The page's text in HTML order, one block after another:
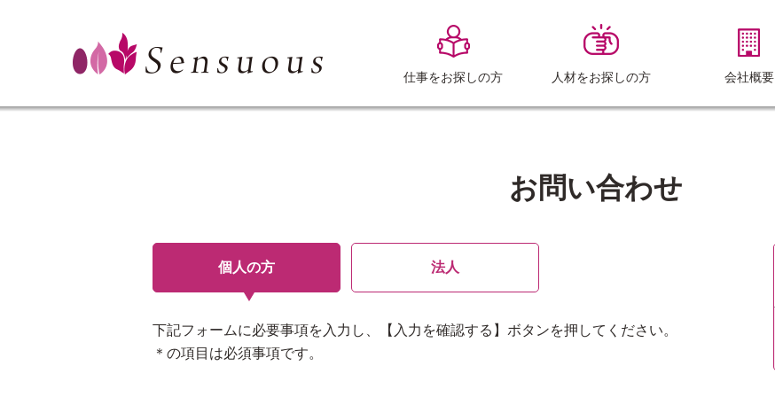
仕事をお探しの方 人材をお探しの方 会社概要
お問い合わせ
個人の方 法人
下記フォームに必要事項を入力し、【入力を確認する】ボタンを押してください。
＊の項目は必須事項です。